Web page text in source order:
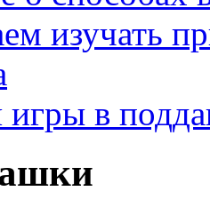
изучать
игры в